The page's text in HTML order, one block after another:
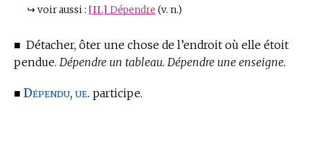
↪ voir aussi : [II.] Dépendre (v. n.)
■ Détacher, ôter une chose de l’endroit où elle étoit
pendue. Dépendre un tableau. Dépendre une enseigne.
■ Dépendu, ue. participe.